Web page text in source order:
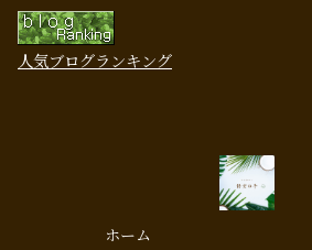
人気ブログランキング
ホーム